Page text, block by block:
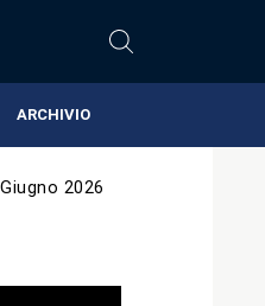
ARCHIVIO
2026